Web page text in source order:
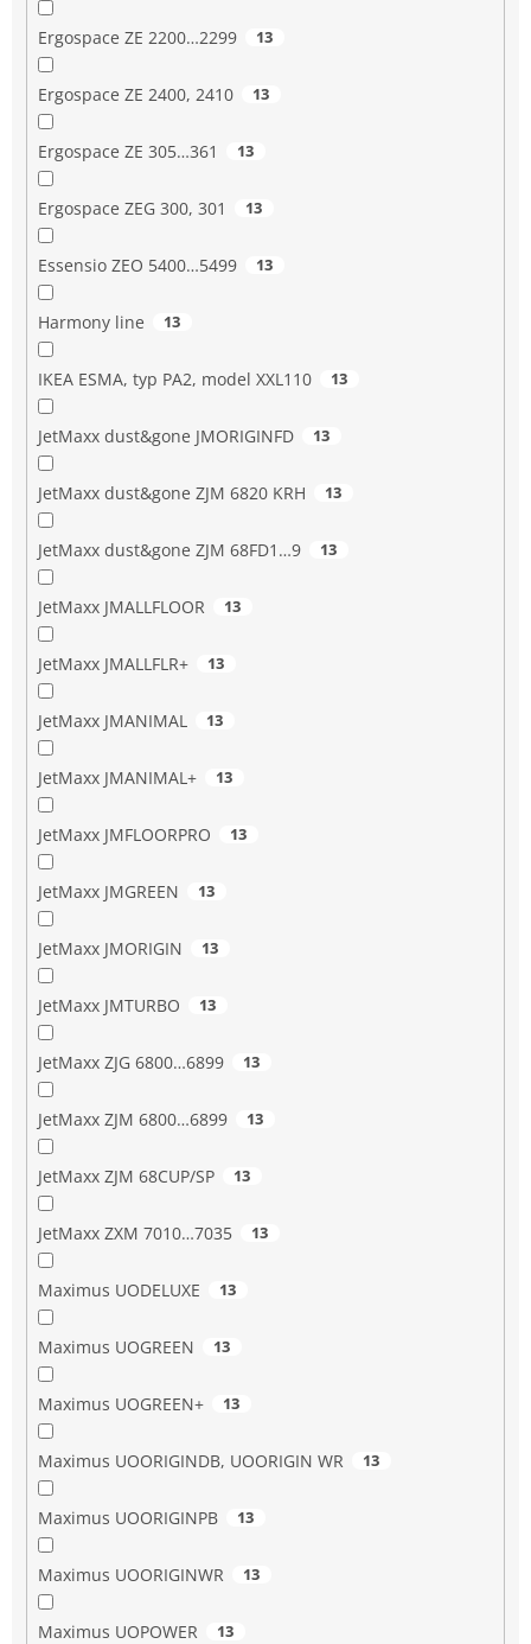
Ergospace ZE 2200…2299 13
Ergospace ZE 2400, 2410 13
Ergospace ZE 305…361 13
Ergospace ZEG 300, 301 13
Essensio ZEO 5400…5499 13
Harmony line 13
IKEA ESMA, typ PA2, model XXL110 13
JetMaxx dust&gone JMORIGINFD 13
JetMaxx dust&gone ZJM 6820 KRH 13
JetMaxx dust&gone ZJM 68FD1…9 13
JetMaxx JMALLFLOOR 13
JetMaxx JMALLFLR+ 13
JetMaxx JMANIMAL 13
JetMaxx JMANIMAL+ 13
JetMaxx JMFLOORPRO 13
JetMaxx JMGREEN 13
JetMaxx JMORIGIN 13
JetMaxx JMTURBO 13
JetMaxx ZJG 6800…6899 13
JetMaxx ZJM 6800…6899 13
JetMaxx ZJM 68CUP/SP 13
JetMaxx ZXM 7010…7035 13
Maximus UODELUXE 13
Maximus UOGREEN 13
Maximus UOGREEN+ 13
Maximus UOORIGINDB, UOORIGIN WR 13
Maximus UOORIGINPB 13
Maximus UOORIGINWR 13
Maximus UOPOWER 13